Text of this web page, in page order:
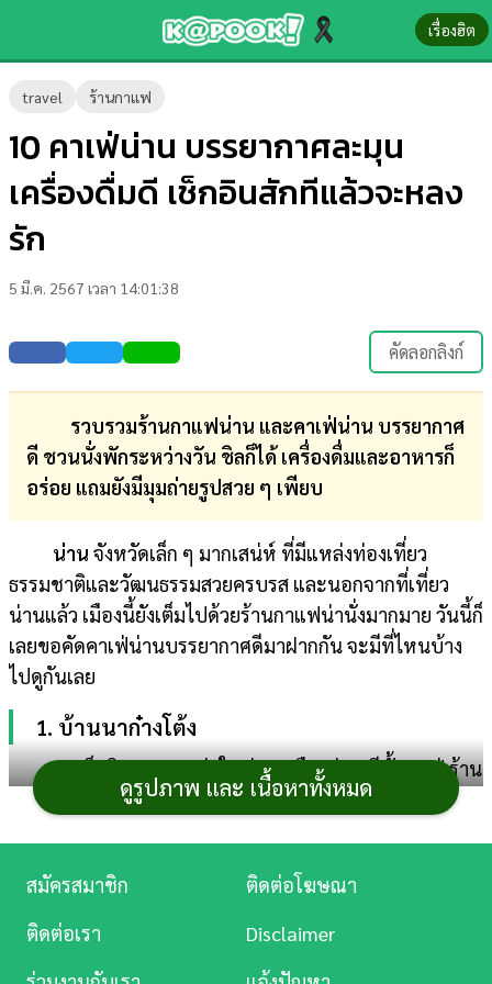
เรื่องฮิต
travel ร้านกาแฟ
10 คาเฟ่น่าน บรรยากาศละมุน
เครื่องดื่มดี เช็กอินสักทีแล้วจะหลง
รัก
5 มี.ค. 2567 เวลา 14:01:38
คัดลอกลิงก์
รวบรวมร้านกาแฟน่าน และคาเฟ่น่าน บรรยากาศ
ดี ชวนนั่งพักระหว่างวัน ชิลก็ได้ เครื่องดื่มและอาหารก็
อร่อย แถมยังมีมุมถ่ายรูปสวย ๆ เพียบ
น่าน จังหวัดเล็ก ๆ มากเสน่ห์ ที่มีแหล่งท่องเที่ยว
ธรรมชาติและวัฒนธรรมสวยครบรส และนอกจากที่เที่ยว
น่านแล้ว เมืองนี้ยังเต็มไปด้วยร้านกาแฟน่านั่งมากมาย วันนี้ก็
เลยขอคัดคาเฟ่น่านบรรยากาศดีมาฝากกัน จะมีที่ไหนบ้าง
ไปดูกันเลย
1. บ้านนาก๋างโต้ง
จุดเช็กอินสวย ๆ แห่งใหม่ของเมืองน่าน มีทั้งคาเฟ่ ร้าน
อาหารและที่พักไว้รองรับ โดยมีความโดดเด่นอยู่ตรงที่การ
กลิ่นอายแบบมินิมอลผสมญี่ปุ่นหน่อย ๆ ดูอบอุ่น น่าพักผ่อน
รายล้อมไปด้วยท้องไร่ท้องนาสีเขียว อากาศเย็นสบาย มีจุด
ดูรูปภาพ และ เนื้อหาทั้งหมด
ข่าว-
ความ
รู้
บันเทิง
ตรวจ
หวย
บอล
สด
เงิน
การ
ศึกษา
บันเทิง
ดู
หนัง
สมัครสมาชิก
ติดต่อโฆษณา
ติดต่อเรา
Disclaimer